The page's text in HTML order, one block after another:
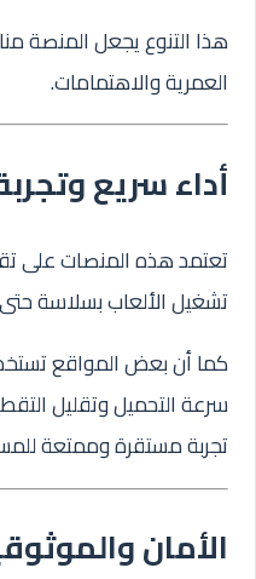
هذا التنوع يجعل المنصة
العمرية والاهتمامات.
أداء سريع
تعتمد هذه المنصات على
تشغيل الألعاب بسلاسة
كما أن بعض المواقع
سرعة التحميل وتقليل
تجربة مستقرة وممتعة
الأمان